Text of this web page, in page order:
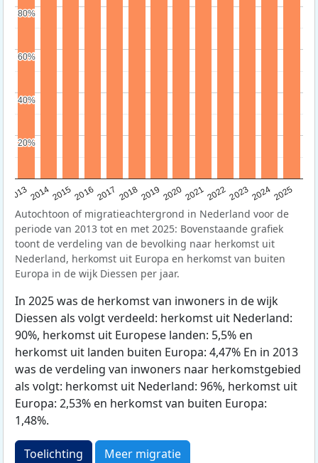
20132014201520162017 20182019 202020212022202320242025
20%
20%
40%
40%
60%
60%
80%
80%
Autochtoon of migratieachtergrond in Nederland voor de
periode van 2013 tot en met 2025: Bovenstaande grafiek
toont de verdeling van de bevolking naar herkomst uit
Nederland, herkomst uit Europa en herkomst van buiten
Europa in de wijk Diessen per jaar.
In 2025 was de herkomst van inwoners in de wijk
Diessen als volgt verdeeld: herkomst uit Nederland:
90%, herkomst uit Europese landen: 5,5% en
herkomst uit landen buiten Europa: 4,47% En in 2013
was de verdeling van inwoners naar herkomstgebied
als volgt: herkomst uit Nederland: 96%, herkomst uit
Europa: 2,53% en herkomst van buiten Europa:
1,48%.
Toelichting Meer migratie